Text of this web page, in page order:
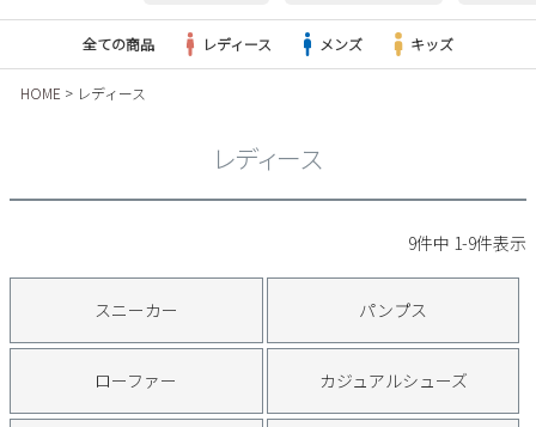
レインシューズ
パンプス
すべての商品
サンダル
キッズ
すべての商品
NEW
全ての商品 レディース メンズ キッズ
HOME レディース
レディース
9件中 1-9件表示
スニーカー パンプス
ローファー カジュアルシューズ